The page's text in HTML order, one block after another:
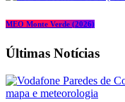
MEO Monte Verde (2026)
Últimas Notícias